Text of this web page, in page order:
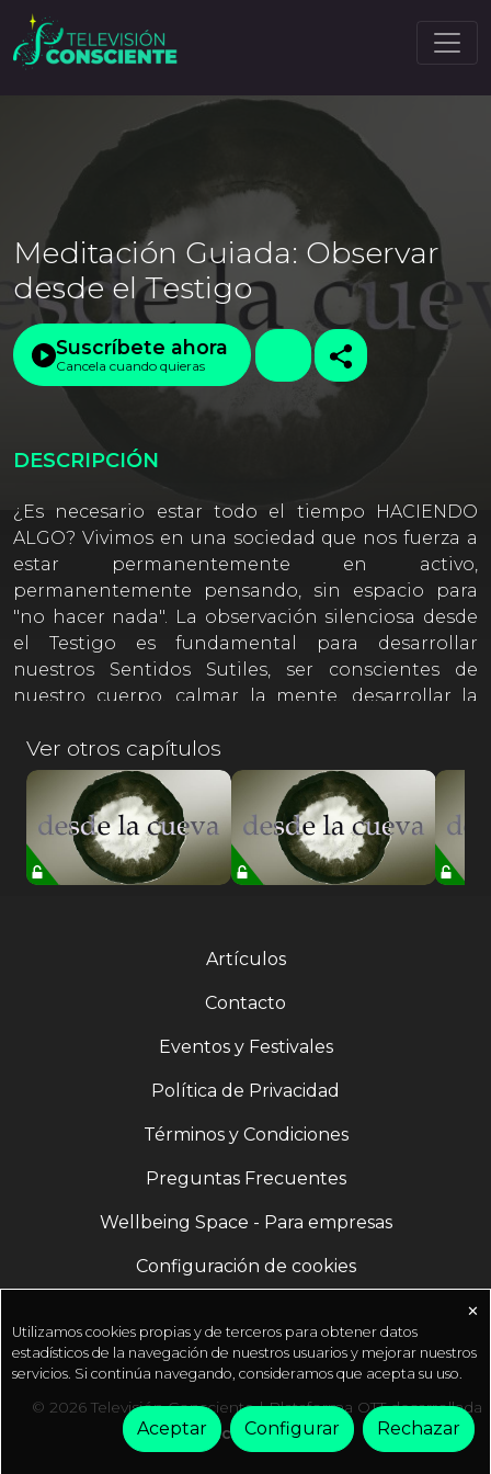
Meditación Guiada: Observar
desde el Testigo
Suscríbete ahora
Cancela cuando quieras
DESCRIPCIÓN
¿Es necesario estar todo el tiempo HACIENDO
ALGO? Vivimos en una sociedad que nos fuerza a
estar permanentemente en activo,
permanentemente pensando, sin espacio para
"no hacer nada". La observación silenciosa desde
el Testigo es fundamental para desarrollar
nuestros Sentidos Sutiles, ser conscientes de
nuestro cuerpo, calmar la mente, desarrollar la
Ver otros capítulos
Artículos
Contacto
Eventos y Festivales
Política de Privacidad
Términos y Condiciones
Preguntas Frecuentes
Wellbeing Space - Para empresas
Configuración de cookies
© 2026 Televisión Consciente | Plataforma OTT desarrollada
porFractal Media
✕
Utilizamos cookies propias y de terceros para obtener datos
estadísticos de la navegación de nuestros usuarios y mejorar nuestros
servicios. Si continúa navegando, consideramos que acepta su uso.
Aceptar Configurar Rechazar